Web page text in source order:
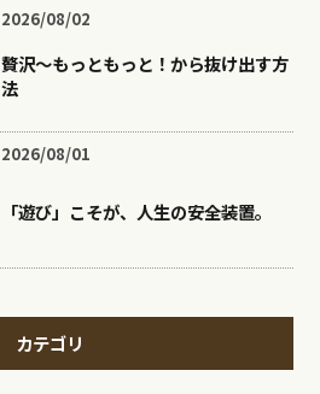
2026/08/02
贅沢〜もっともっと！から抜け出す方
法
2026/08/01
「遊び」こそが、人生の安全装置。
カテゴリ